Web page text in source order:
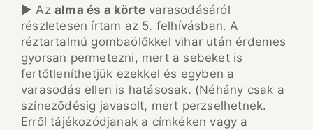
► Az alma és a körte varasodásáról
részletesen írtam az 5. felhívásban. A
réztartalmú gombaölőkkel vihar után érdemes
gyorsan permetezni, mert a sebeket is
fertőtleníthetjük ezekkel és egyben a
varasodás ellen is hatásosak. (Néhány csak a
színeződésig javasolt, mert perzselhetnek.
Erről tájékozódjanak a címkéken vagy a